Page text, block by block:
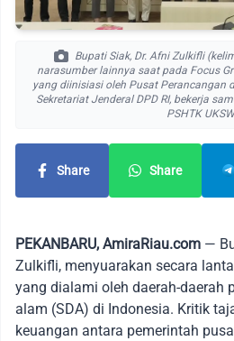
Bupati Siak, Dr. Afni Zulkifli
narasumber lainnya saat pada Focus
yang diinisiasi oleh Pusat Perancangan
Sekretariat Jenderal DPD RI, bekerja
PSHTK
Share Share
PEKANBARU, AmiraRiau.com —
Zulkifli, menyuarakan secara
yang dialami oleh daerah-daerah
alam (SDA) di Indonesia. Kritik
keuangan antara pemerintah